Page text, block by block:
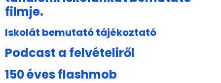
filmje.
Iskolát bemutató tájékoztató
Podcast a felvételiről
150 éves flashmob